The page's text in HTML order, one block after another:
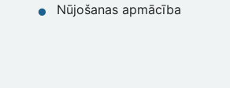
Nūjošanas apmācība